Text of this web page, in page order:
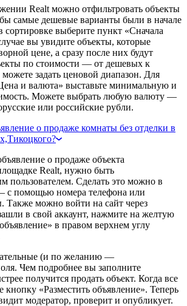
Realt можно отфильтровать объекты
самые дешевые варианты были в начале
сортировке выберите пункт «Сначала
вы увидите объекты, которые
цене, а сразу после них будут
по стоимости — от дешевых к
задать ценовой диапазон. Для
и валюта» выставьте минимальную и
Можете выбрать любую валюту —
или российские рубли.
о продаже комнаты без отделки в
о продаже объекта
Realt, нужно быть
пользователем. Сделать это можно в
с помощью номера телефона или
Также можно войти на сайт через
в свой аккаунт, нажмите на желтую
в правом верхнем углу
(и по желанию —
Чем подробнее вы заполните
получится продать объект. Когда все
кнопку «Разместить объявление». Теперь
модератор, проверит и опубликует.